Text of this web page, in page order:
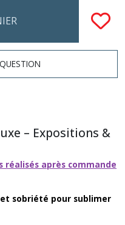
– Expositions &
après commande
sobriété pour sublimer